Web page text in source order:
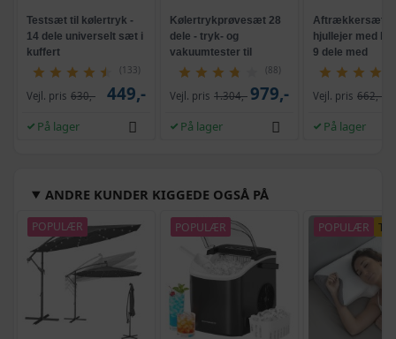
Testsæt til kølertryk -
14 dele universelt sæt i
kuffert
(133)
Vejl. pris 630,- 449,-
På lager
Kølertrykprøvesæt 28
dele - tryk- og
vakuumtester til
kølesystem
(88)
Vejl. pris 1.304,- 979,-
På lager
Aftrækkersæt til
hjullejer med
9 dele med
glidehammer
Vejl. pris 662,-
På lager
ANDRE KUNDER KIGGEDE OGSÅ PÅ
POPULÆR POPULÆR POPULÆR